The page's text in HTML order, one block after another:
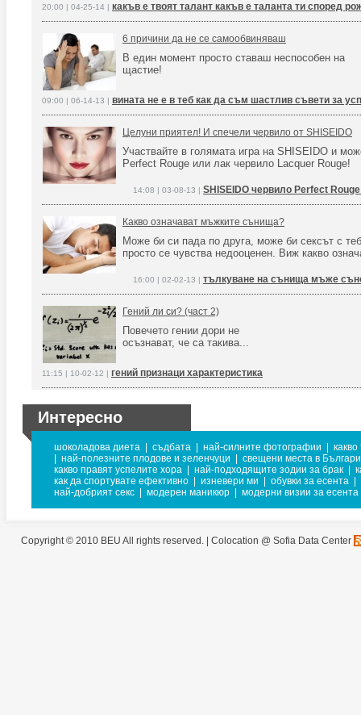
20:00 | 04-25-14 | какъв е твоят талант какъв е таланта ти според
6 причини да не се самообвиняваш
В един момент просто ставаш неспособен на
щастие!
09:00 | 06-14-13 | вината не е в теб как да съм шастлив съвети за
Целуни приятел! И спечели червило от SHISEIDO
Участвайте в голямата игра на SHISEIDO и
Perfect Rouge или лак червило Lacquer Rouge!
14:08 | 03-08-13 | SHISEIDO червило Perfect
Какво означават мъжките сънища?
Може би си пада по друга, може би сексът с
просто се чувства недооценен. Виж какво
16:00 | 02-02-13 | тълкуване на сънища мъже
Гений ли си? (част 2)
Повечето гении дори не
осъзнават, че са такива...
11:15 | 10-02-12 | гений признаци характеристика
Интересно
шоколадова диета съдбата най-силните фотографии
най-полезните плодове и зеленчуци
свещени места в
какво правят успелите хора
най-подходящите зодии за брак
как да спортувате ефективно
изневери ми обувки за есента
най-добрият секс
модерен маникюр модерни визии за есента
Copyright © 2010 BEU All rights reserved. | Colocation @ Sofia Data Center